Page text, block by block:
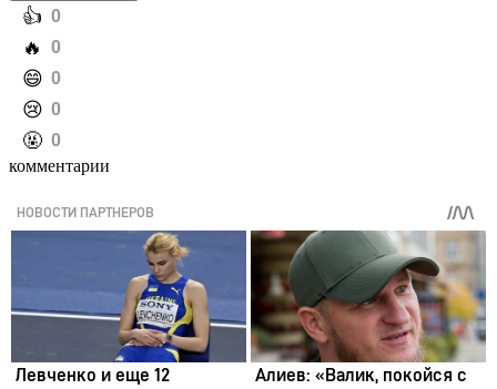
️👍 0
️🔥 0
️😄 0
️😢 0
️🤬 0
комментарии